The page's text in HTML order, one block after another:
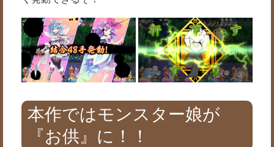
本作ではモンスター娘が
『お供』に！！